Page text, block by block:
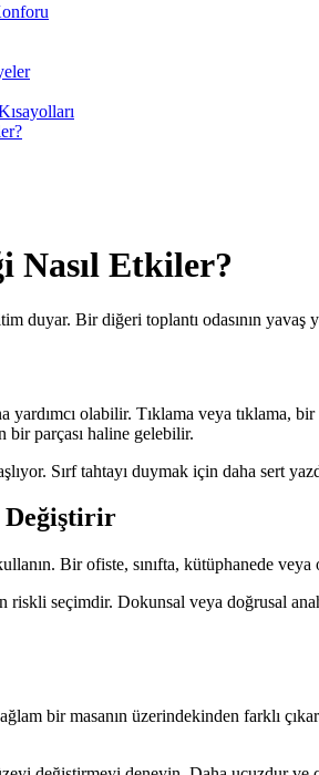
Nasıl Etkiler?
duyar. Bir diğeri toplantı odasının yavaş
yardımcı olabilir. Tıklama veya tıklama,
parçası haline gelebilir.
Sırf tahtayı duymak için daha sert
Değiştirir
Bir ofiste, sınıfta, kütüphanede
riskli seçimdir. Dokunsal veya doğrusal
bir masanın üzerindekinden farklı